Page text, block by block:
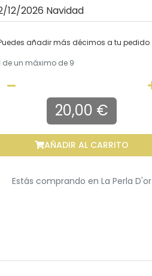
12/2026 Navidad
añadir más décimos a tu pedido
de un máximo de 9
20,00 €
AÑADIR AL CARRITO
Estás comprando en La Perla D'or